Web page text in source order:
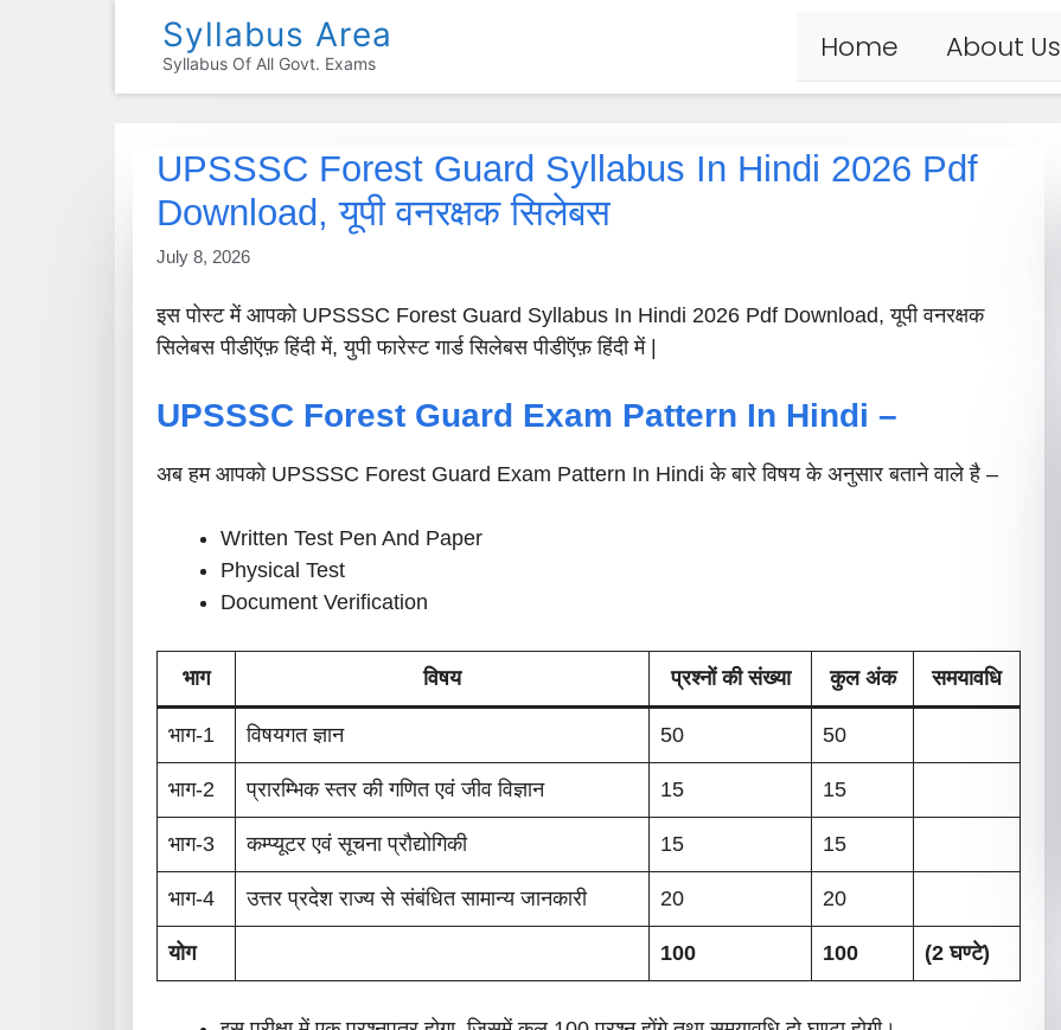
Syllabus Area
Syllabus Of All Govt. Exams Home About Us
UPSSSC Forest Guard Syllabus In Hindi 2026 Pdf
Download, यूपी वनरक्षक सिलेबस
July 8, 2026
इस पोस्ट में आपको UPSSSC Forest Guard Syllabus In Hindi 2026 Pdf Download, यूपी वनरक्षक
सिलेबस पीडीऍफ़ हिंदी में, युपी फारेस्ट गार्ड सिलेबस पीडीऍफ़ हिंदी में |
UPSSSC Forest Guard Exam Pattern In Hindi –
अब हम आपको UPSSSC Forest Guard Exam Pattern In Hindi के बारे विषय के अनुसार बताने वाले है –
Written Test Pen And Paper
Physical Test
Document Verification
भाग विषय प्रश्नों की संख्या कुल अंक समयावधि
भाग-1 विषयगत ज्ञान 50 50
भाग-2 प्रारम्भिक स्तर की गणित एवं जीव विज्ञान 15 15
भाग-3 कम्प्यूटर एवं सूचना प्रौद्योगिकी 15 15
भाग-4 उत्तर प्रदेश राज्य से संबंधित सामान्य जानकारी 20 20
योग 100 100 (2 घण्टे)